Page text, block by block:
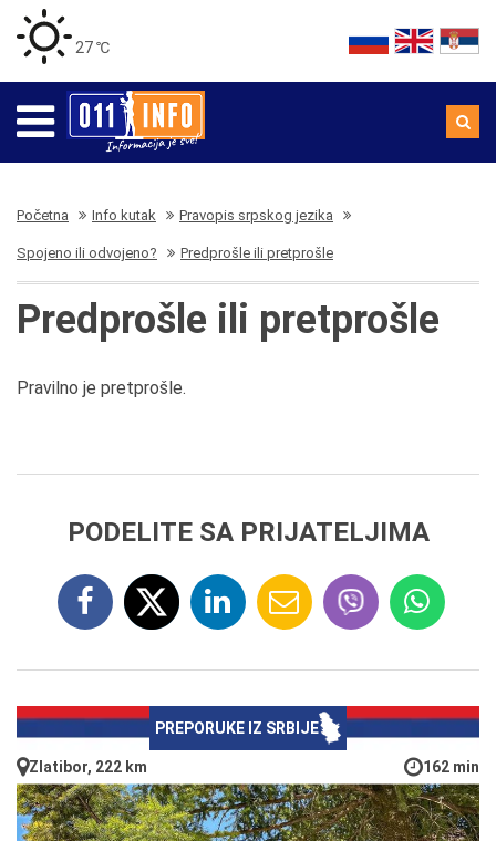
27 ℃
Početna Info kutak Pravopis srpskog jezika
Spojeno ili odvojeno? Predprošle ili pretprošle
Predprošle ili pretprošle
Pravilno je pretprošle.
PODELITE SA PRIJATELJIMA
PREPORUKE IZ SRBIJE
Zlatibor, 222 km 162 min